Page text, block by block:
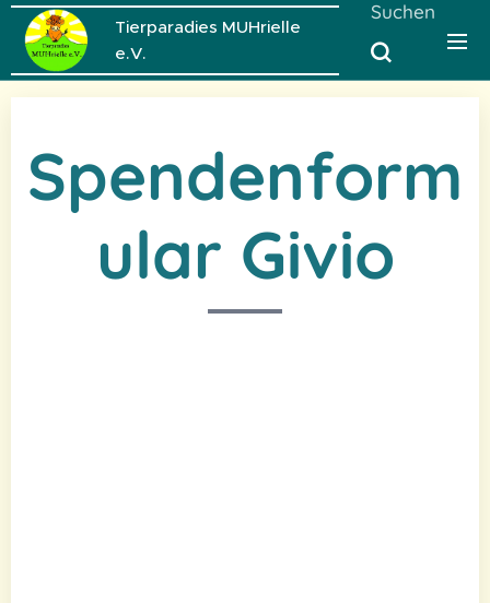
Tierparadies MUHrielle
e.V.
Suchen
Spendenform
ular Givio